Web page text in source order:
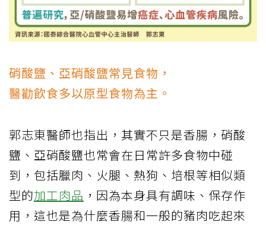
硝酸鹽、亞硝酸鹽常見食物，
醫勸飲食多以原型食物為主。
郭志東醫師也指出，其實不只是香腸，硝酸
鹽、亞硝酸鹽也常會在日常許多食物中碰
到，包括臘肉、火腿、熱狗、培根等相似類
型的加工肉品 ，因為本身具有調味、保存作
用，這也是為什麼香腸和一般的豬肉吃起來